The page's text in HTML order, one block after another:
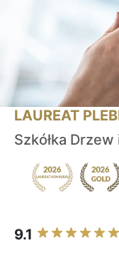
LAUREAT
Szkółka
9.1